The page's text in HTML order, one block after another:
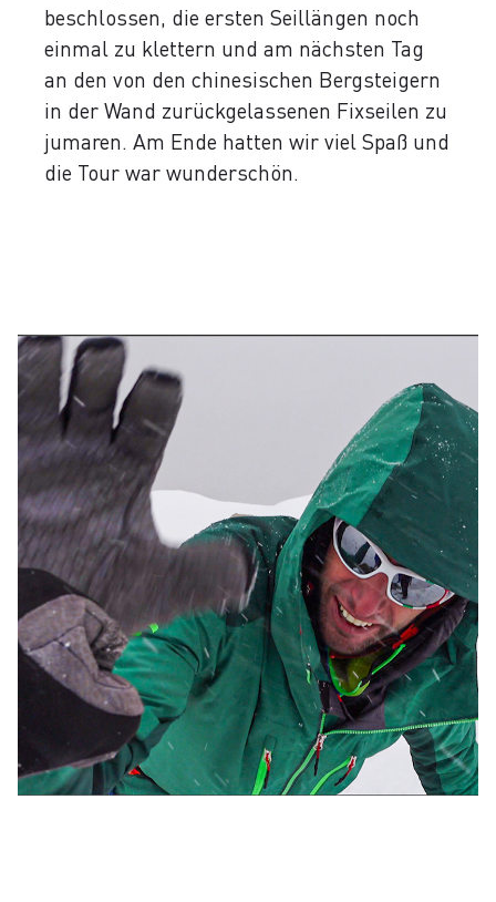
beschlossen, die ersten Seillängen noch
einmal zu klettern und am nächsten Tag
an den von den chinesischen Bergsteigern
in der Wand zurückgelassenen Fixseilen zu
jumaren. Am Ende hatten wir viel Spaß und
die Tour war wunderschön.